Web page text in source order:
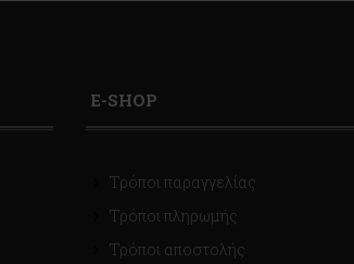
E-SHOP
Τρόποι παραγγελίας
Τρόποι πληρωμής
Τρόποι αποστολής